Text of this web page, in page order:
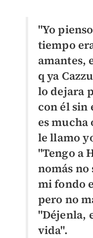
"Yo
tiempo
amantes,
q ya
lo dejara
con él sin
es mucha
le llamo
"Tengo a
nomás no
mi fondo
pero no
"Déjenla,
vida".